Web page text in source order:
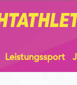
Leistungssport